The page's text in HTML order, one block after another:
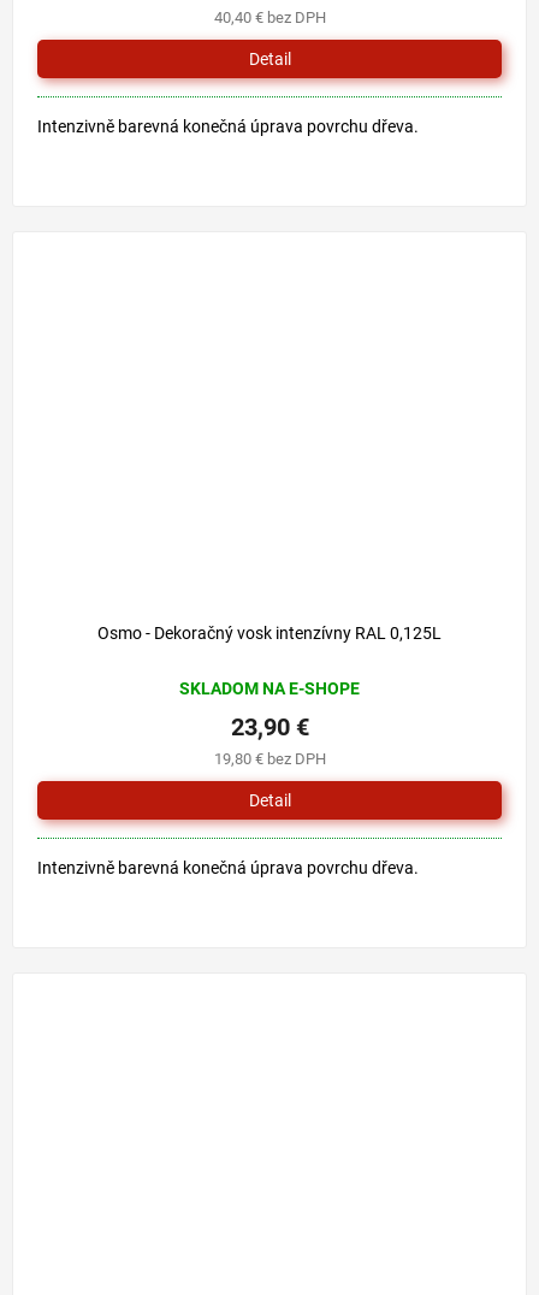
40,40 € bez DPH
Detail
Intenzivně barevná konečná úprava povrchu dřeva.
Osmo - Dekoračný vosk intenzívny RAL 0,125L
SKLADOM NA E-SHOPE
19,80 € bez DPH
23,90 €
Detail
Intenzivně barevná konečná úprava povrchu dřeva.